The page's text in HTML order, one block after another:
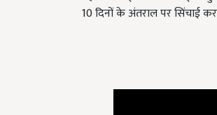
10 दिनों के अंतराल पर सिंचाई